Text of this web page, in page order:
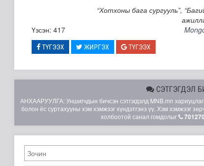
“Хотхоны бага сургууль”,
Үзсэн: 417
ТҮГЭЭХ ЖИРГЭХ ТҮГЭЭХ
СЭТГЭГДЭЛ
АНХААРУУЛГА: Уншигчдын бичсэн сэтгэгдэлд MNB.mn
болон ёс суртахууны хэм хэмжээг хүндэтгэнэ үү. Хэм хэмжээг
холбоотой санал гомдолыг